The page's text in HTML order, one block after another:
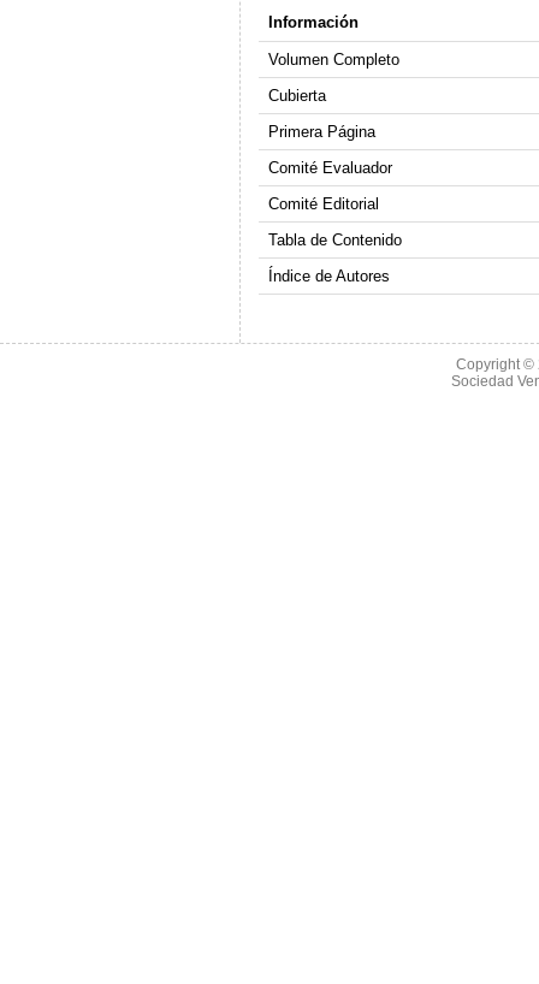
Información
Volumen Completo
Cubierta
Primera Página
Comité Evaluador
Comité Editorial
Tabla de Contenido
Índice de Autores
Copyright
Sociedad